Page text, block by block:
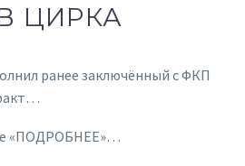
ЦИРКА
ранее заключённый с ФКП
«ПОДРОБНЕЕ»…